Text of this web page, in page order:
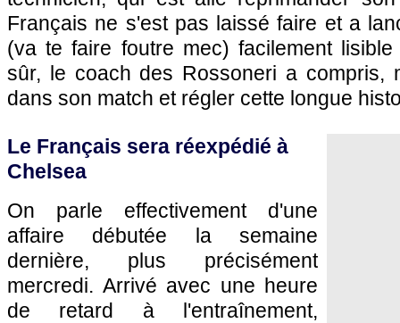
Français ne s'est pas laissé faire et a
(va te faire foutre mec) facilement
sûr, le coach des Rossoneri a compris,
dans son match et régler cette longue
Le Français sera réexpédié à
Chelsea
On parle effectivement d'une
affaire débutée la semaine
dernière, plus précisément
mercredi. Arrivé avec une heure
de retard à l'entraînement,